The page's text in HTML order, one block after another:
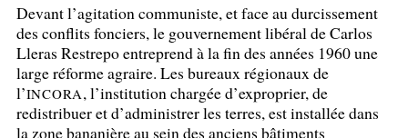
Devant l’agitation communiste, et face au durcissement
des conflits fonciers, le gouvernement libéral de Carlos
Lleras Restrepo entreprend à la fin des années 1960 une
large réforme agraire. Les bureaux régionaux de
l’INCORA, l’institution chargée d’exproprier, de
redistribuer et d’administrer les terres, est installée dans
la zone bananière au sein des anciens bâtiments